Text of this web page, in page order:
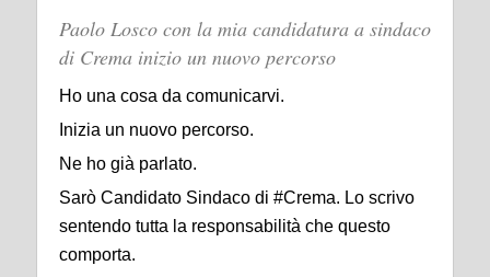
Paolo Losco con la mia candidatura a sindaco
di Crema inizio un nuovo percorso
Ho una cosa da comunicarvi.
Inizia un nuovo percorso.
Ne ho già parlato.
Sarò Candidato Sindaco di #Crema. Lo scrivo
sentendo tutta la responsabilità che questo
comporta.